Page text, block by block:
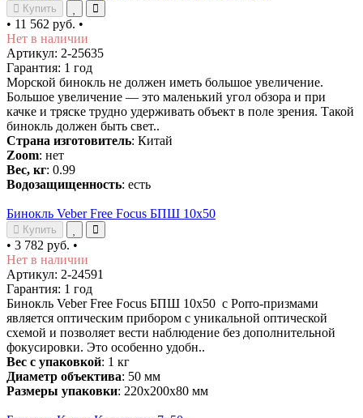
Купить
• 11 562 руб. •
Нет в наличии
Артикул: 2-25635
Гарантия: 1 год
Морской бинокль не должен иметь большое увеличение.
Большое увеличение — это маленький угол обзора и при
качке и тряске трудно удерживать объект в поле зрения. Такой
бинокль должен быть свет..
Страна изготовитель: Китай
Zoom: нет
Вес, кг: 0.99
Водозащищенность: есть
Бинокль Veber Free Focus БПШ 10x50
Купить
• 3 782 руб. •
Нет в наличии
Артикул: 2-24591
Гарантия: 1 год
Бинокль Veber Free Focus БПШ 10x50 с Porro-призмами
является оптическим прибором с уникальной оптической
схемой и позволяет вести наблюдение без дополнительной
фокусировки. Это особенно удобн..
Вес с упаковкой: 1 кг
Диаметр объектива: 50 мм
Размеры упаковки: 220х200х80 мм